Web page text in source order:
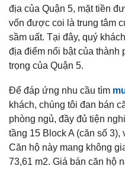
địa của Quận 5, mặt tiền
vốn được coi là trung tâm
sầm uất. Tại đây, quý
địa điểm nổi bật của thành
trọng của Quận 5.
Để đáp ứng nhu cầu tìm
khách, chúng tôi đan bán
phòng ngủ, đầy đủ tiện
tầng 15 Block A (căn số 3),
Căn hộ này mang không
73,61 m2. Giá bán căn hộ